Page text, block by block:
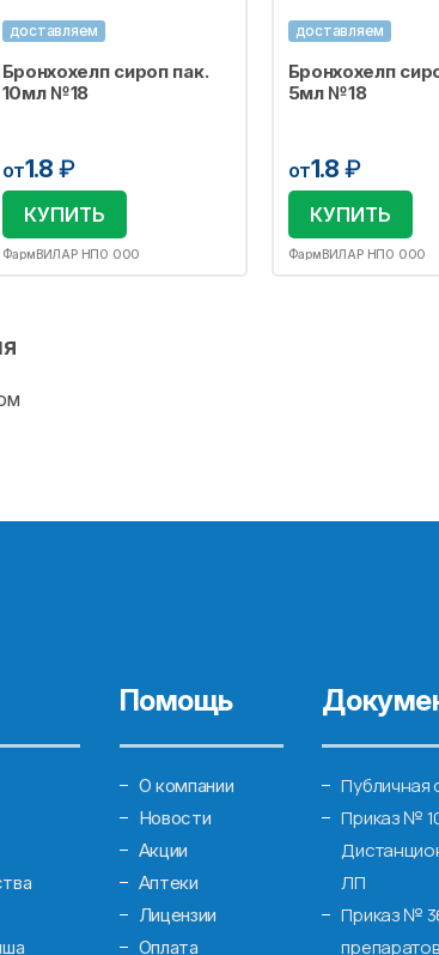
доставляем
Бронхохелп сироп пак.
10мл №18
от1.8 ₽
КУПИТЬ
ФармВИЛАР НПО ООО
доставляем
Бронхохелп
5мл №18
от1.8 ₽
КУПИТЬ
ФармВИЛАР НПО ООО
Помощь
О компании
Новости
Акции
Аптеки
Лицензии
Оплата
Публичная
Приказ №
ЛП
Приказ №